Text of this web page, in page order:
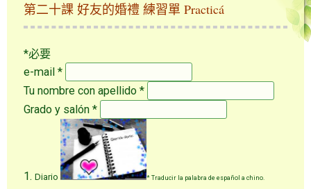
第二十課 好友的婚禮 練習單 Practicá
*必要
e-mail*
Tu nombre con apellido*
Grado y salón*
1.Diario * Traducir la palabra de español a chino.